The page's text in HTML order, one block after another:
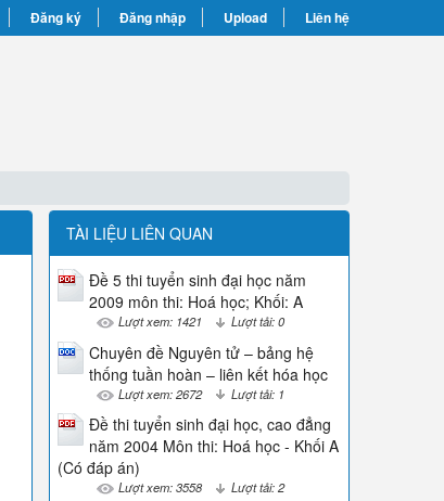
Đăng ký Đăng nhập Upload Liên hệ
TÀI LIỆU LIÊN QUAN
Đề 5 thi tuyển sinh đại học năm
2009 môn thi: Hoá học; Khối: A
Lượt xem: 1421 Lượt tải: 0
Chuyên đề Nguyên tử – bảng hệ
thống tuần hoàn – liên kết hóa học
Lượt xem: 2672 Lượt tải: 1
Đề thi tuyển sinh đại học, cao đẳng
năm 2004 Môn thi: Hoá học - Khối A
(Có đáp án)
Lượt xem: 3558 Lượt tải: 2